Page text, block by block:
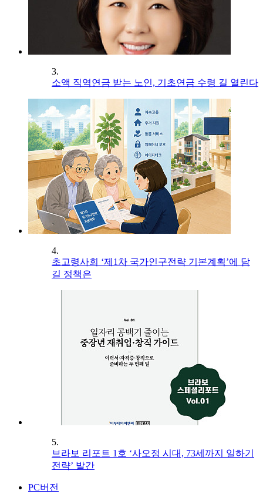
3.
소액 직역연금 받는 노인, 기초연금 수령 길 열린다
4.
초고령사회 ‘제1차 국가인구전략 기본계획’에 담
길 정책은
5.
브라보 리포트 1호 ‘사오정 시대, 73세까지 일하기
전략’ 발간
PC버전